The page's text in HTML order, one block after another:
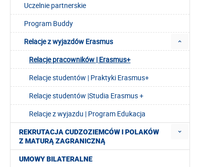
Uczelnie partnerskie
Program Buddy
Relacje z wyjazdów Erasmus
Relacje pracowników | Erasmus+
Relacje studentów | Praktyki Erasmus+
Relacje studentów |Studia Erasmus +
Relacje z wyjazdu | Program Edukacja
REKRUTACJA CUDZOZIEMCÓW I POLAKÓW
Z MATURĄ ZAGRANICZNĄ
UMOWY BILATERALNE